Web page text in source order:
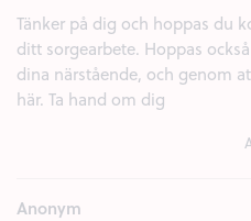
Tänker på dig och hoppas du
ditt sorgearbete. Hoppas
dina närstående, och genom
här. Ta hand om dig
Anonym